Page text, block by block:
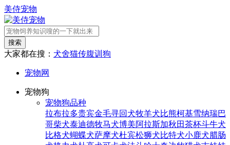
美侍宠物
搜索
大家都在搜： 犬舍猫传腹训狗
宠物网
宠物狗
宠物狗品种
拉布拉多贵宾金毛寻回犬牧羊犬比熊柯基雪纳瑞巴
哥柴犬泰迪德牧马犬博美阿拉斯加秋田茶杯斗牛犬
比格犬蝴蝶犬萨摩犬杜宾松狮犬比特犬小鹿犬腊肠